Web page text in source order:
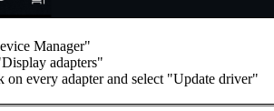
Manager"
adapters"
on every adapter and select "Update driver"